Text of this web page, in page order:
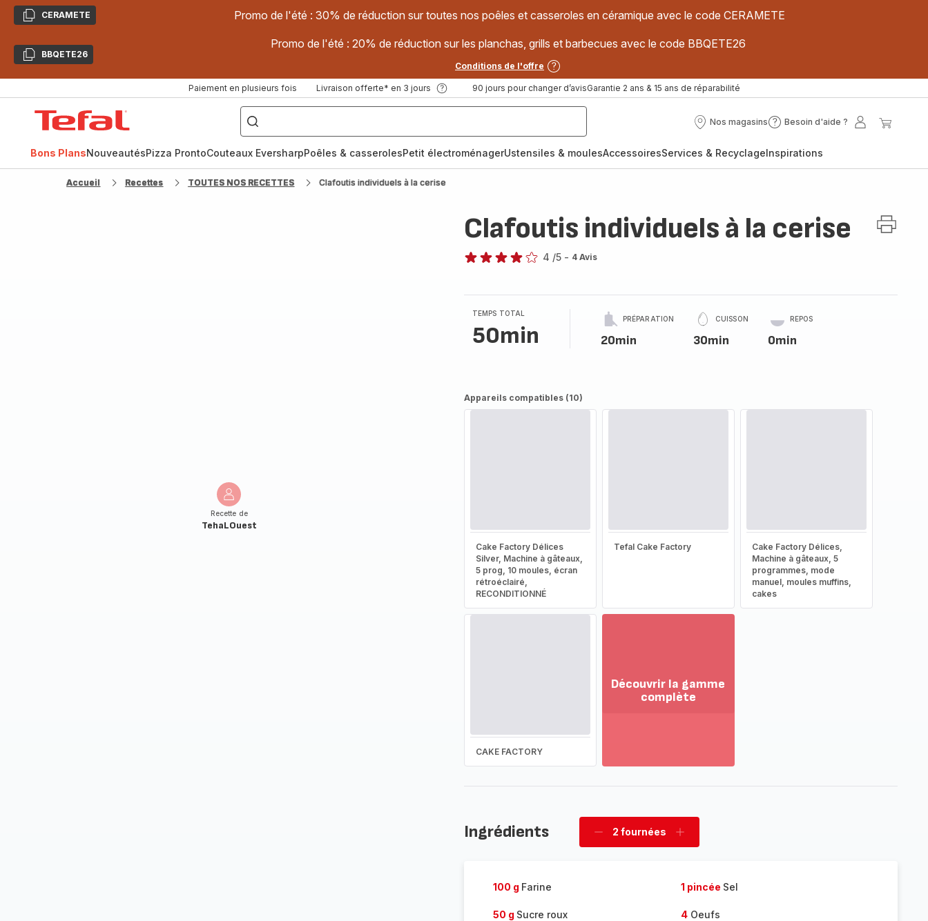
CopierCERAMETE Promo de l'été : 30% de réduction sur toutes nos poêles et casseroles en céramique avec le code CERAMETE
CopierBBQETE26
Promo de l'été : 20% de réduction sur les planchas, grills et barbecues avec le code BBQETE26
Conditions de l'offre
Paiement en plusieurs fois Livraison offerte* en 3 jours 90 jours pour changer d’avisGarantie 2 ans & 15 ans de réparabilité
["Poêles
inox,
Cake
Factory,
Nos magasins
Nos
Besoin d'aide ?
Besoin
?
Mon
Bons PlansNouveautésPizza ProntoCouteaux EversharpPoêles & casserolesPetit électroménagerUstensiles & moulesAccessoiresServices & RecyclageInspirations
Accueil Recettes TOUTES NOS RECETTES Clafoutis individuels à la cerise
Recette de
TehaLOuest
Clafoutis individuels à la cerise
étoiles
(moyenne)
4 /5 - 4 Avis
TEMPS TOTAL
50min
PRÉPARATION
20min
CUISSON
30min
REPOS
0min
Appareils compatibles (10)
Cake Factory Délices
Silver, Machine à gâteaux,
5 prog, 10 moules, écran
rétroéclairé,
RECONDITIONNÉ
Tefal Cake Factory
Cake Factory Délices,
Machine à gâteaux, 5
programmes, mode
manuel, moules muffins,
cakes
CAKE FACTORY
Découvrir la gamme
complète
la
Ingrédients
Supprimer
2 fournées
Ajouter
100 g Farine 1 pincée Sel
50 g Sucre roux 4Oeufs